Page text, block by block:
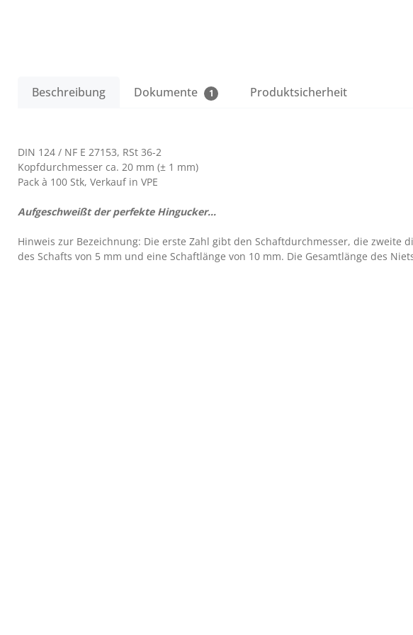
Beschreibung Dokumente 1 Produktsicherheit
DIN 124 / NF E 27153, RSt 36-2
Kopfdurchmesser ca. 20 mm (± 1 mm)
Pack à 100 Stk, Verkauf in VPE
Aufgeschweißt der perfekte Hingucker...
Hinweis zur Bezeichnung: Die erste Zahl gibt den Schaftdurchmesser, die zweite
des Schafts von 5 mm und eine Schaftlänge von 10 mm. Die Gesamtlänge des